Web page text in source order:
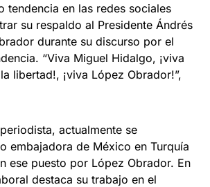
tendencia en las redes sociales
su respaldo al Presidente Ándrés
durante su discurso por el
“Viva Miguel Hidalgo, ¡viva
libertad!, ¡viva López Obrador!”,
actualmente se
embajadora de México en Turquía
ese puesto por López Obrador. En
destaca su trabajo en el